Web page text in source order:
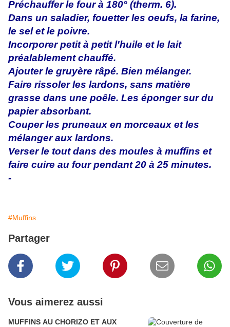
Préchauffer le four à 180° (therm. 6).
Dans un saladier, fouetter les oeufs, la farine,
le sel et le poivre.
Incorporer petit à petit l'huile et le lait
préalablement chauffé.
Ajouter le gruyère râpé. Bien mélanger.
Faire rissoler les lardons, sans matière
grasse dans une poêle. Les éponger sur du
papier absorbant.
Couper les pruneaux en morceaux et les
mélanger aux lardons.
Verser le tout dans des moules à muffins et
faire cuire au four pendant 20 à 25 minutes.
-
#Muffins
Partager
Vous aimerez aussi
MUFFINS AU CHORIZO ET AUX